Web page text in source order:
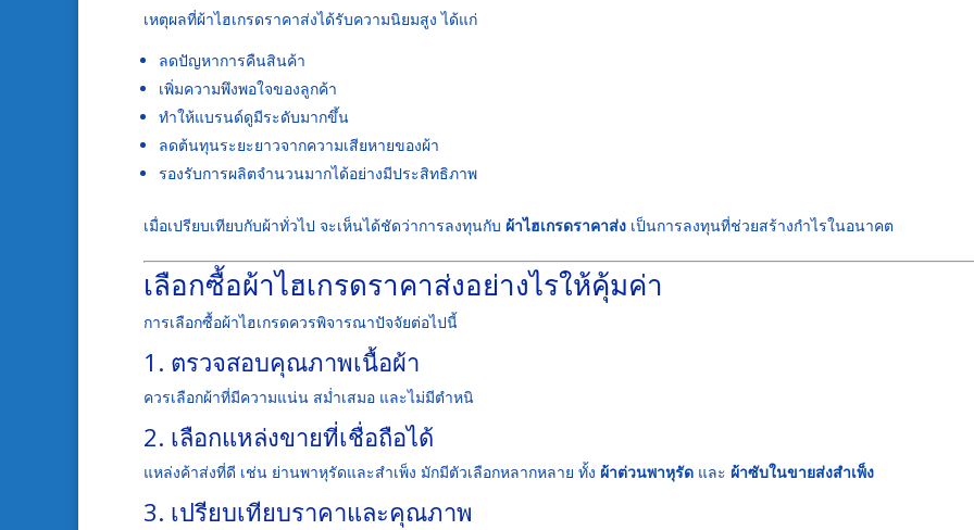
เหตุผลที่ผ้าไฮเกรดราคาส่งได้รับความนิยมสูง ได้แก่
ลดปัญหาการคืนสินค้า
เพิ่มความพึงพอใจของลูกค้า
ทำให้แบรนด์ดูมีระดับมากขึ้น
ลดต้นทุนระยะยาวจากความเสียหายของผ้า
รองรับการผลิตจำนวนมากได้อย่างมีประสิทธิภาพ
เมื่อเปรียบเทียบกับผ้าทั่วไป จะเห็นได้ชัดว่าการลงทุนกับ ผ้าไฮเกรดราคาส่ง เป็นการลงทุนที่ช่วยสร้างกำไรในอนาคต
เลือกซื้อผ้าไฮเกรดราคาส่งอย่างไรให้คุ้มค่า
การเลือกซื้อผ้าไฮเกรดควรพิจารณาปัจจัยต่อไปนี้
1. ตรวจสอบคุณภาพเนื้อผ้า
ควรเลือกผ้าที่มีความแน่น สม่ำเสมอ และไม่มีตำหนิ
2. เลือกแหล่งขายที่เชื่อถือได้
แหล่งค้าส่งที่ดี เช่น ย่านพาหุรัดและสำเพ็ง มักมีตัวเลือกหลากหลาย ทั้ง ผ้าต่วนพาหุรัด และ ผ้าซับในขายส่งสำเพ็ง
3. เปรียบเทียบราคาและคุณภาพ